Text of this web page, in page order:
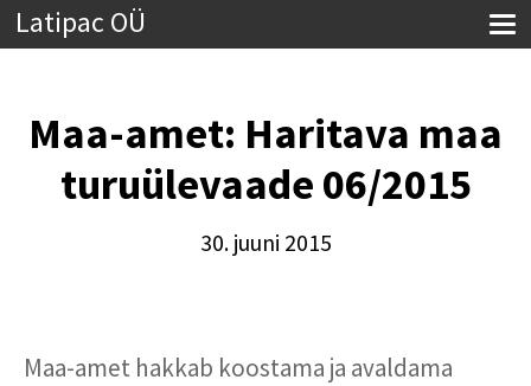
Latipac OÜ
Maa-amet: Haritava maa
turuülevaade 06/2015
30. juuni 2015
Maa-amet hakkab koostama ja avaldama